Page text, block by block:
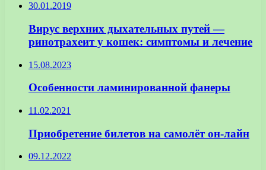
30.01.2019
Вирус верхних дыхательных путей —
ринотрахеит у кошек: симптомы и лечение
15.08.2023
Особенности ламинированной фанеры
11.02.2021
Приобретение билетов на самолёт он-лайн
09.12.2022